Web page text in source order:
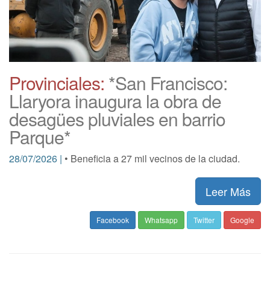
Provinciales: *San Francisco:
Llaryora inaugura la obra de
desagües pluviales en barrio
Parque*
28/07/2026 | • Beneficia a 27 mil vecinos de la ciudad.
Leer Más
Facebook Whatsapp Twitter Google